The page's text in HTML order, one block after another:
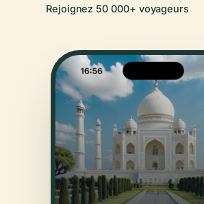
Rejoignez 50 000+ voyageurs